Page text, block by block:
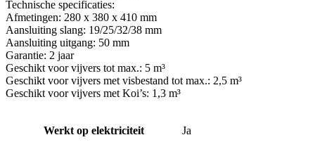
Technische specificaties:
Afmetingen: 280 x 380 x 410 mm
Aansluiting slang: 19/25/32/38 mm
Aansluiting uitgang: 50 mm
Garantie: 2 jaar
Geschikt voor vijvers tot max.: 5 m³
Geschikt voor vijvers met visbestand tot max.: 2,5 m³
Geschikt voor vijvers met Koi’s: 1,3 m³
Werkt op elektriciteit Ja